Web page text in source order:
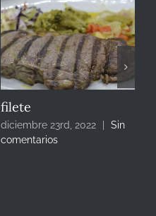
filete
diciembre 23rd, 2022
Sin
comentarios